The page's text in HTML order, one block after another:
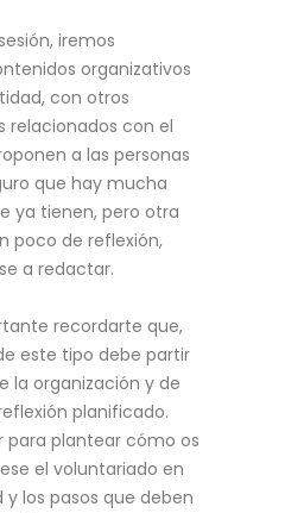
iremos
organizativos
con otros
relacionados con el
a las personas
que hay mucha
ya tienen, pero otra
poco de reflexión,
a redactar.
recordarte que,
este tipo debe partir
la organización y de
planificado.
para plantear cómo os
el voluntariado en
los pasos que deben